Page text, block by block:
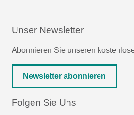
Unser Newsletter
Abonnieren Sie unseren
Newsletter abonnieren
Folgen Sie Uns